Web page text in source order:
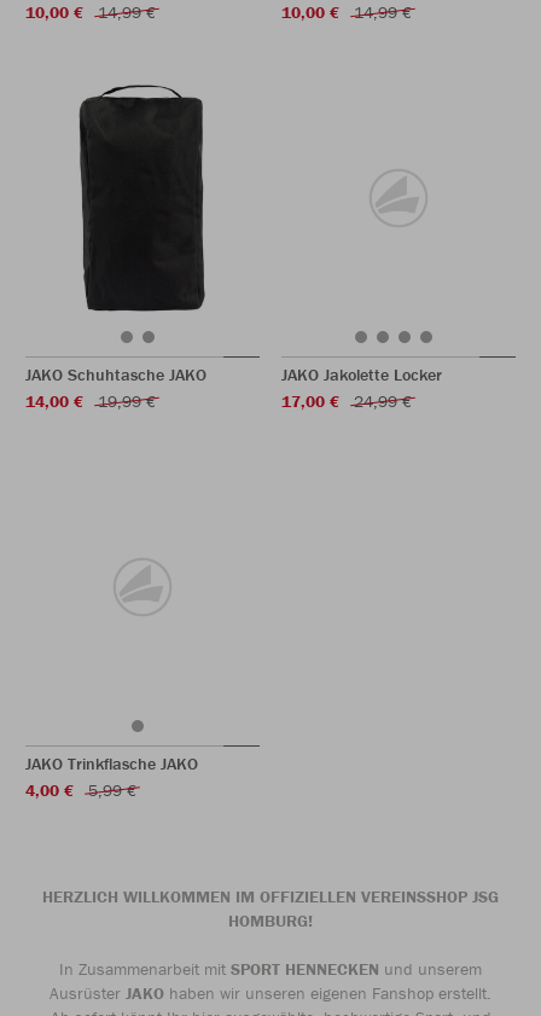
10,00 €
14,99 €
10,00 €
14,99 €
JAKO Schuhtasche JAKO
14,00 €
19,99 €
JAKO Jakolette Locker
17,00 €
24,99 €
JAKO Trinkflasche JAKO
4,00 €
5,99 €
HERZLICH WILLKOMMEN IM OFFIZIELLEN VEREINSSHOP JSG
HOMBURG!
In Zusammenarbeit mit SPORT HENNECKEN und unserem
Ausrüster JAKO haben wir unseren eigenen Fanshop erstellt.